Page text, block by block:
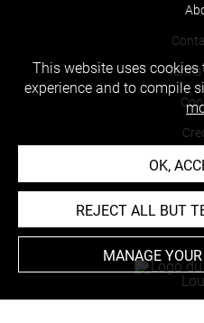
Accessibility :
This website uses
experience and to compile
OK,
REJECT ALL BUT
MANAGE